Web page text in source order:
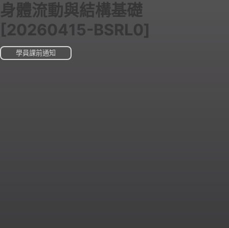
身體流動與結構基礎
[20260415-BSRL0]
學員課前通知